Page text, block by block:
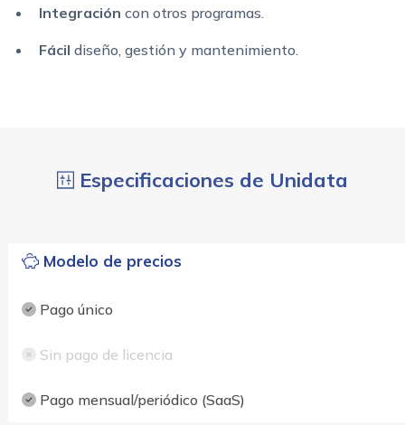
Integración con otros programas.
Fácil diseño, gestión y mantenimiento.
Especificaciones de Unidata
Modelo de precios
Pago único
Sin pago de licencia
Pago mensual/periódico (SaaS)